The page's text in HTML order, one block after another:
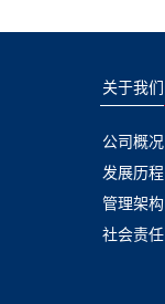
关于我们
公司概况
发展历程
管理架构
社会责任